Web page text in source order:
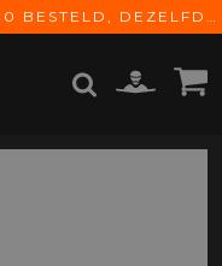
OP ONZE WERKDAGEN VOOR 15:00 BESTELD, DEZELFDE DAG VERZONDEN! GRATIS VERZENDING VANAF € 65,-